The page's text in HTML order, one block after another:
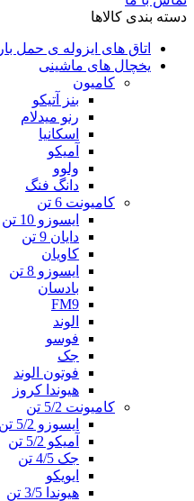
دسته بندی کالاها
اتاق های ایزوله ی حمل بار
یخچال های ماشینی
کامیون
بنز آتیکو
رنو میدلام
اسکانیا
آمیکو
ولوو
دانگ فنگ
کامیونت 6 تن
ایسوزو 10 تن
دایان 9 تن
کاویان
ایسوزو 8 تن
بادسان
FM9
الوند
فوسو
جک
فوتون الوند
هیوندا کروز
کامیونت 5/2 تن
ایسوزو 5/2 تن
آمیکو 5/2 تن
جک 4/5 تن
ایویکو
هیوندا 3/5 تن